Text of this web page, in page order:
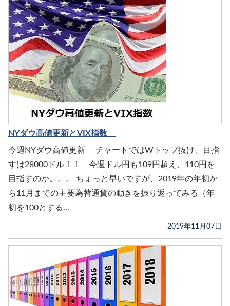
NYダウ高値更新とVIX指数
今週NYダウ高値更新 チャートではWトップ抜け、目指
すは28000ドル！！ 今週ドル円も109円超え、110円を
目指すのか。。。 ちょっと早いですが、2019年の年初か
ら11月までの主要為替通貨の動きを振り返ってみる（年
初を100とする...
2019年11月07日